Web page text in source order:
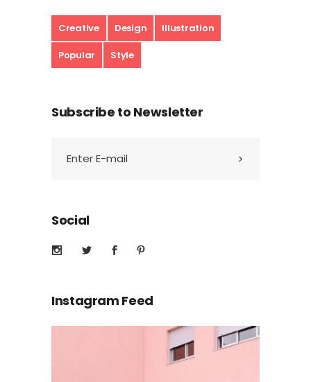
Creative Design Illustration
Popular Style
Subscribe to Newsletter
Social
Instagram Feed